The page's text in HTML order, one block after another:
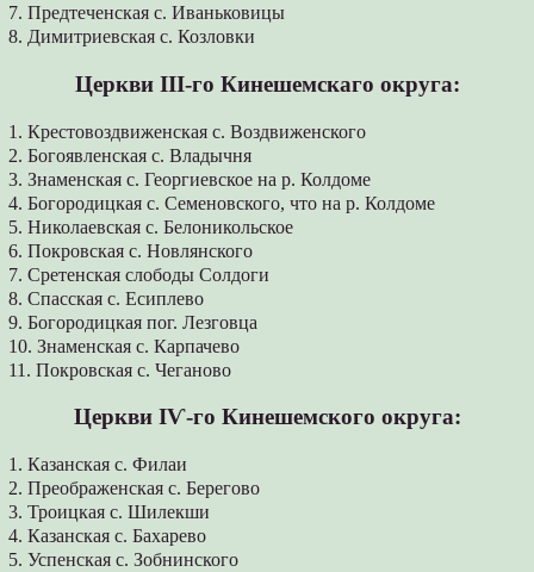
7. Предтеченская с. Иваньковицы
8. Димитриевская с. Козловки
Церкви ІІІ-го Кинешемскаго округа:
1. Крестовоздвиженская с. Воздвиженского
2. Богоявленская с. Владычня
3. Знаменская с. Георгиевское на р. Колдоме
4. Богородицкая с. Семеновского, что на р. Колдоме
5. Николаевская с. Белоникольское
6. Покровская с. Новлянского
7. Сретенская слободы Солдоги
8. Спасская с. Есиплево
9. Богородицкая пог. Лезговца
10. Знаменская с. Карпачево
11. Покровская с. Чеганово
Церкви ІѴ-го Кинешемского округа:
1. Казанская с. Филаи
2. Преображенская с. Берегово
3. Троицкая с. Шилекши
4. Казанская с. Бахарево
5. Успенская с. Зобнинского